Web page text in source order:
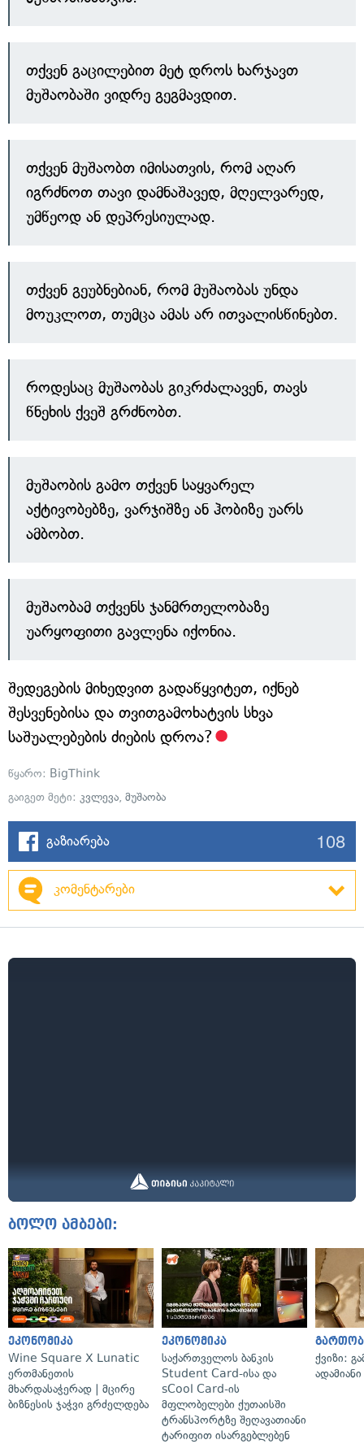
თქვენ გაცილებით მეტ დროს ხარჯავთ
მუშაობაში ვიდრე გეგმავდით.
თქვენ მუშაობთ იმისათვის, რომ აღარ
იგრძნოთ თავი დამნაშავედ, მღელვარედ,
უმწეოდ ან დეპრესიულად.
თქვენ გეუბნებიან, რომ მუშაობას უნდა
მოუკლოთ, თუმცა ამას არ ითვალისწინებთ.
როდესაც მუშაობას გიკრძალავენ, თავს
წნეხის ქვეშ გრძნობთ.
მუშაობის გამო თქვენ საყვარელ
აქტივობებზე, ვარჯიშზე ან ჰობიზე უარს
ამბობთ.
მუშაობამ თქვენს ჯანმრთელობაზე
უარყოფითი გავლენა იქონია.
შედეგების მიხედვით გადაწყვიტეთ, იქნებ
შესვენებისა და თვითგამოხატვის სხვა
საშუალებების ძიების დროა?
წყარო: BigThink
გაიგეთ მეტი: კვლევა, მუშაობა
გაზიარება 108
კომენტარები
ბოლო ამბები:
ეკონომიკა
Wine Square X Lunatic
ერთმანეთის
მხარდასაჭერად | მცირე
ბიზნესის ჯაჭვი გრძელდება
ეკონომიკა
საქართველოს ბანკის
Student Card-ისა და
sCool Card-ის
მფლობელები ქუთაისში
ტრანსპორტზე შეღავათიანი
ტარიფით ისარგებლებენ
ქვიზი: